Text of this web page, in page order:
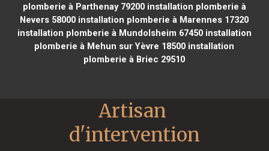
plomberie à Parthenay 79200installation plomberie à
Nevers 58000 installation plomberie à Marennes 17320
installation plomberie à Mundolsheim 67450installation
plomberie à Mehun sur Yèvre 18500 installation
plomberie à Briec 29510
Artisan
d'intervention